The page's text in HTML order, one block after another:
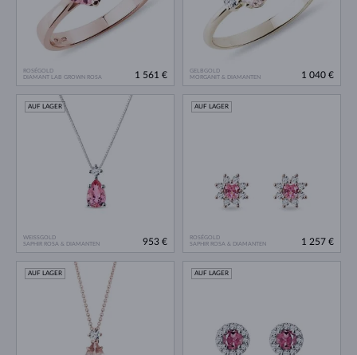
ROSÉGOLD
DIAMANT LAB GROWN ROSA
1 561 €
GELBGOLD
MORGANIT & DIAMANTEN
1 040 €
WEISSGOLD
SAPHIR ROSA & DIAMANTEN
AUF LAGER
953 €
ROSÉGOLD
SAPHIR ROSA & DIAMANTEN
AUF LAGER
1 257 €
AUF LAGER AUF LAGER